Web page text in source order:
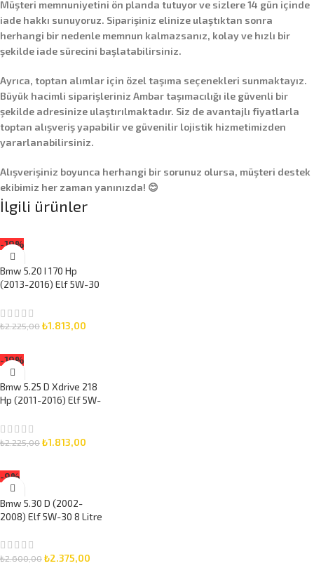
Müşteri memnuniyetini ön planda tutuyor ve sizlere14 gün içinde
iade hakkı sunuyoruz. Siparişiniz elinize ulaştıktan sonra
herhangi bir nedenle memnun kalmazsanız, kolay ve hızlı bir
şekilde iade sürecini başlatabilirsiniz.
Ayrıca, toptan alımlar için özel taşıma seçenekleri sunmaktayız.
Büyük hacimli siparişleriniz Ambar taşımacılığı ile güvenli bir
şekilde adresinize ulaştırılmaktadır. Siz de avantajlı fiyatlarla
toptan alışveriş yapabilir ve güvenilir lojistik hizmetimizden
yararlanabilirsiniz.
Alışverişiniz boyunca herhangi bir sorunuz olursa, müşteri destek
ekibimiz her zaman yanınızda! 😊
İlgili ürünler
-19%
Bmw 5.20 I 170 Hp
(2013-2016) Elf 5W-30
Bakım Seti 3 Parça Set
₺2.225,00₺1.813,00
-19%
Bmw 5.25 D Xdrive 218
Hp (2011-2016) Elf 5W-
Bakım Seti 3 Parça Set
₺2.225,00₺1.813,00
-9%
Bmw 5.30 D (2002-
2008) Elf 5W-30 8 Litre
3 Parça Set
₺2.600,00₺2.375,00